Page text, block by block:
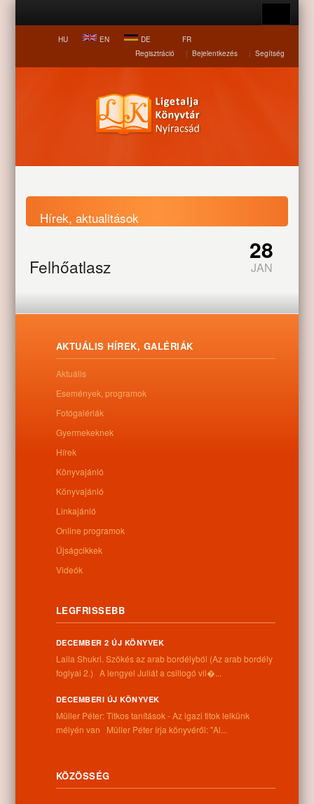
HU EN DE
FR
Regisztráció
| Bejelentkezés | Segítség
Hírek, aktualitások
Nyitólap Felhőatlasz
Felhőatlasz
Minden összefügg
örökkévalóságra. Sorsszerű viszonyok, cinikus érzelmek és látnoki
szerelmek motívumaiból hat történet rajzolódik ki, melyek
mindegyike túlmutat önmagán – egy leírhatatlan harmónia felé. Ez
olvasóiban.
összefonódó életek minden időbeli és térbeli határt átlépve hatnak
egymásra. A lelkek korokon és kontinenseken át vándorolnak, akár
az égbolton átvonuló felhők. De ki irányítja sorsunkat: mi magunk
ugyanazokat a hibákat?
A regényből a Mátrix-trilógia és A parfüm rendezői forgattak
vibrálóan szellemes filmet.
“Az eddigi legmerészebb vállalkozás… egyedi teljesítmény egy
rendkívül tehetséges és nagyratörő író tollából.” –Matt Thorne,
Independent on Sunday
“David Mitchell egy hullámvasútra csábítja olvasóit, akik először
vonakodva szállnak fel, de miután belevágtak a kalandba, nem
“A jövőbe látás, az elmélkedés és a szórakoztatás ragyogó,
28
JAN
AKTUÁLIS HÍREK, GALÉRIÁK
Aktuális
Események, programok
Fotógalériák
Gyermekeknek
Hírek
Könyvajánló
Könyvajánló
Linkajánló
Online programok
Újságcikkek
Videók
LEGFRISSEBB
DECEMBER 2 ÚJ KÖNYVEK
Laila Shukri. Szökés ​az arab bordélyból (Az arab bordély
foglyai 2.) A lengyel Juliát a csillogó vil�...
DECEMBERI ÚJ KÖNYVEK
Müller Péter: Titkos tanítások - Az igazi titok lelkünk
mélyén van Müller Péter írja könyvéről: "Al...
KÖZÖSSÉG